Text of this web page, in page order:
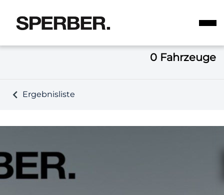
0 Fahrzeuge
Ergebnisliste